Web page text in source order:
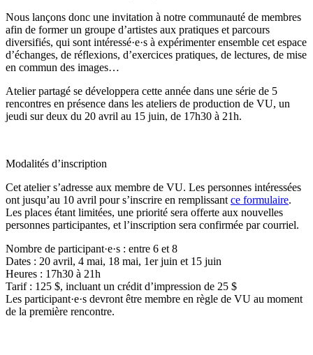
Nous lançons donc une invitation à notre communauté de membres
afin de former un groupe d’artistes aux pratiques et parcours
diversifiés, qui sont intéressé·e·s à expérimenter ensemble cet espace
d’échanges, de réflexions, d’exercices pratiques, de lectures, de mise
en commun des images…
Atelier partagé se développera cette année dans une série de 5
rencontres en présence dans les ateliers de production de VU, un
jeudi sur deux du 20 avril au 15 juin, de 17h30 à 21h.
Modalités d’inscription
Cet atelier s’adresse aux membre de VU. Les personnes intéressées
ont jusqu’au 10 avril pour s’inscrire en remplissant ce formulaire.
Les places étant limitées, une priorité sera offerte aux nouvelles
personnes participantes, et l’inscription sera confirmée par courriel.
Nombre de participant·e·s : entre 6 et 8
Dates : 20 avril, 4 mai, 18 mai, 1er juin et 15 juin
Heures : 17h30 à 21h
Tarif : 125 $, incluant un crédit d’impression de 25 $
Les participant·e·s devront être membre en règle de VU au moment
de la première rencontre.